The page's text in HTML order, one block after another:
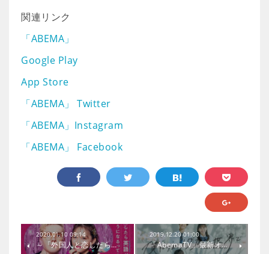
関連リンク
「ABEMA」
Google Play
App Store
「ABEMA」 Twitter
「ABEMA」Instagram
「ABEMA」 Facebook
2020.01.10 09:14
～「外国人と恋したら…
2019.12.20 01:00
「AbemaTV」最新オ…